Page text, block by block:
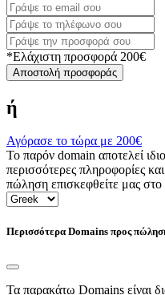
*Ελάχιστη προσφορά 200€
Αποστολή προσφοράς
ή
Αγόρασε το τώρα με 200€
Το παρόν domain αποτελεί
περισσότερες πληροφορίες
πώληση επισκεφθείτε μας στο
Περισσότερα Domains προς
Τα παρακάτω Domains είναι